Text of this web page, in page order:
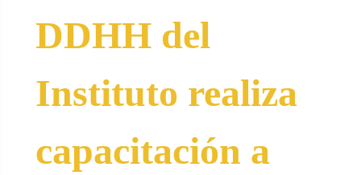
DDHH del
Instituto realiza
capacitación a